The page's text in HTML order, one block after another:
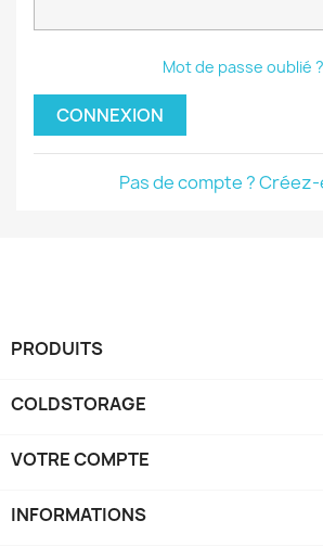
Mot de passe oublié ?
CONNEXION
Pas de compte ?
PRODUITS
COLDSTORAGE
VOTRE COMPTE
INFORMATIONS